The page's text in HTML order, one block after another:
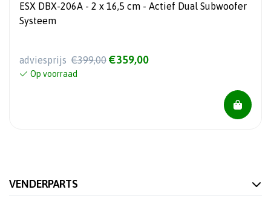
ESX DBX-206A - 2 x 16,5 cm - Actief Dual Subwoofer
Systeem
adviesprijs €399,00 €359,00
Op voorraad
VENDERPARTS